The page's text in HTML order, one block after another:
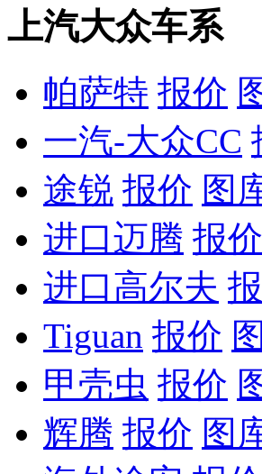
上汽大众车系
帕萨特 报价
一汽-大众CC
途锐 报价 图
进口迈腾 报价
进口高尔夫
Tiguan 报价
甲壳虫 报价
辉腾 报价 图